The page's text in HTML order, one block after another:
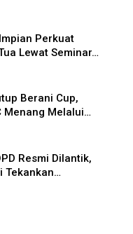
Perkuat
Lewat Seminar…
Berani Cup,
Menang Melalui…
Resmi Dilantik,
Tekankan…